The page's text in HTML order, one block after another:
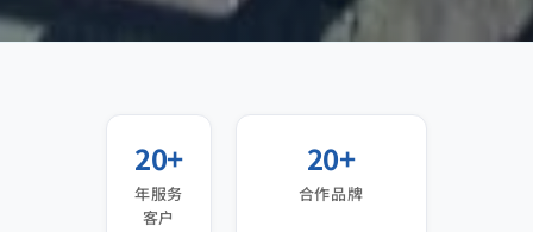
20+
年服务
客户
20+
合作品牌